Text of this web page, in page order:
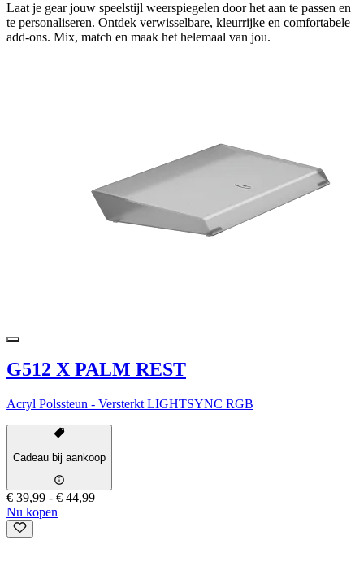
Laat je gear jouw speelstijl weerspiegelen door het aan te passen en
te personaliseren. Ontdek verwisselbare, kleurrijke en comfortabele
add-ons. Mix, match en maak het helemaal van jou.
G512 X PALM REST
Acryl Polssteun - Versterkt LIGHTSYNC RGB
Cadeau bij aankoop
€ 39,99 - € 44,99
Nu kopen